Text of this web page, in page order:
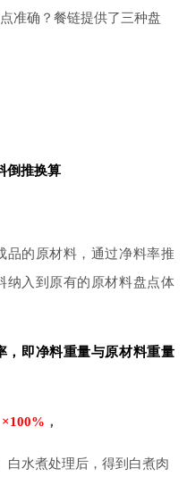
准确？餐链提供了三种盘
倒推换算
品的原材料，通过净料率推
纳入到原有的原材料盘点体
，即净料重量与原材料重量
，
白水煮处理后，得到白煮肉